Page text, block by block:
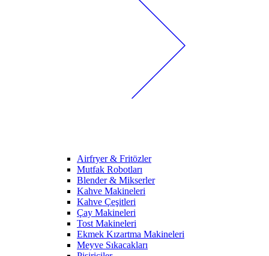
Airfryer & Fritözler
Mutfak Robotları
Blender & Mikserler
Kahve Makineleri
Kahve Çeşitleri
Çay Makineleri
Tost Makineleri
Ekmek Kızartma Makineleri
Meyve Sıkacakları